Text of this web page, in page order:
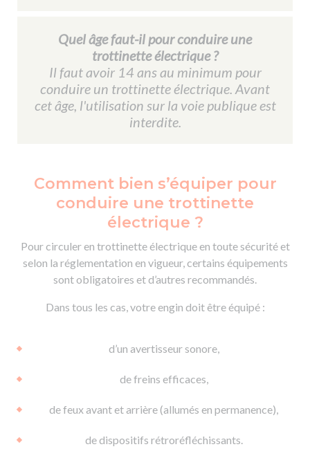
Quel âge faut-il pour conduire une
trottinette électrique ?
Il faut avoir 14 ans au minimum pour
conduire un trottinette électrique. Avant
cet âge, l'utilisation sur la voie publique est
interdite.
Comment bien s’équiper pour
conduire une trottinette
électrique ?
Pour circuler en trottinette électrique en toute sécurité et
selon la réglementation en vigueur, certains équipements
sont obligatoires et d’autres recommandés.
Dans tous les cas, votre engin doit être équipé :
d’un avertisseur sonore,
de freins efficaces,
de feux avant et arrière (allumés en permanence),
de dispositifs rétroréfléchissants.